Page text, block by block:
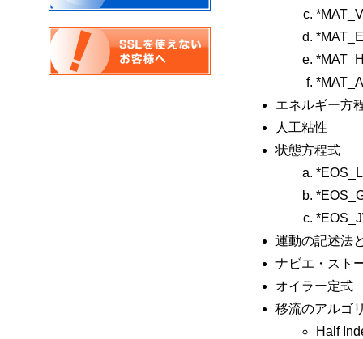
エネルギー方
人工粘性
状態方程式
運動の記述法
ナビエ・スト
オイラー定式
移流のアルゴ
Half